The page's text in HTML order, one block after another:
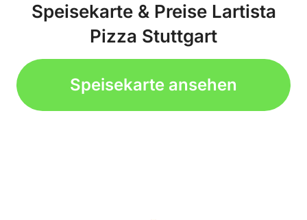
Speisekarte & Preise Lartista
Pizza Stuttgart
Speisekarte ansehen